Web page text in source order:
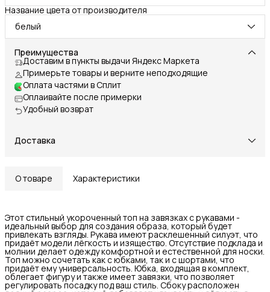
Название цвета от производителя
белый
Преимущества
Доставим в пункты выдачи Яндекс Маркета
Примерьте товары и верните неподходящие
Оплата частями в Сплит
Оплаивайте после примерки
Удобный возврат
Доставка
О товаре Характеристики
Этот стильный укороченный топ на завязках с рукавами -
идеальный выбор для создания образа, который будет
привлекать взгляды. Рукава имеют расклешенный силуэт, что
придаёт модели лёгкость и изящество. Отсутствие подклада и
молнии делает одежду комфортной и естественной для носки.
Топ можно сочетать как с юбками, так и с шортами, что
придаёт ему универсальность. Юбка, входящая в комплект,
облегает фигуру и также имеет завязки, что позволяет
регулировать посадку под ваш стиль. Сбоку расположен